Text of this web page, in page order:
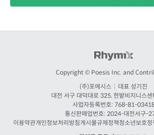
Copyright © Poesis Inc. and
(주)포에시스
대표 성기진
대전 서구 대덕대로 325, 한밭비지니스
사업자등록번호: 768-81-
통신판매업번호: 2024-대전서구-
이용약관개인정보처리방침게시물규제정책청소년보호정